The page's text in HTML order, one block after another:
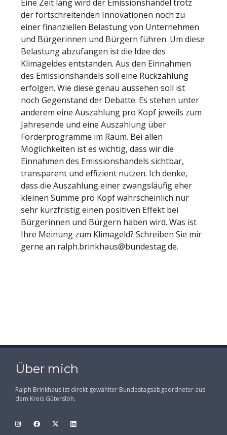
Eine Zeit lang wird der Emissionshandel trotz
der fortschreitenden Innovationen noch zu
einer finanziellen Belastung von Unternehmen
und Bürgerinnen und Bürgern führen. Um diese
Belastung abzufangen ist die Idee des
Klimageldes entstanden. Aus den Einnahmen
des Emissionshandels soll eine Rückzahlung
erfolgen. Wie diese genau aussehen soll ist
noch Gegenstand der Debatte. Es stehen unter
anderem eine Auszahlung pro Kopf jeweils zum
Jahresende und eine Auszahlung über
Förderprogramme im Raum. Bei allen
Möglichkeiten ist es wichtig, dass wir die
Einnahmen des Emissionshandels sichtbar,
transparent und effizient nutzen. Ich denke,
dass die Auszahlung einer zwangsläufig eher
kleinen Summe pro Kopf wahrscheinlich nur
sehr kurzfristig einen positiven Effekt bei
Bürgerinnen und Bürgern haben wird. Was ist
Ihre Meinung zum Klimageld? Schreiben Sie mir
gerne an ralph.brinkhaus@bundestag.de.
Über mich
Ralph Brinkhaus ist direkt gewählter Bundestagsabgeordneter aus
dem Kreis Gütersloh.